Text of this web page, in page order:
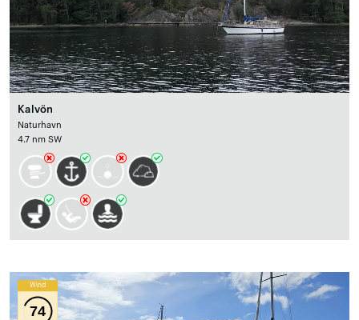
Kalvön
Naturhavn
4.7 nm SW
Wind
74